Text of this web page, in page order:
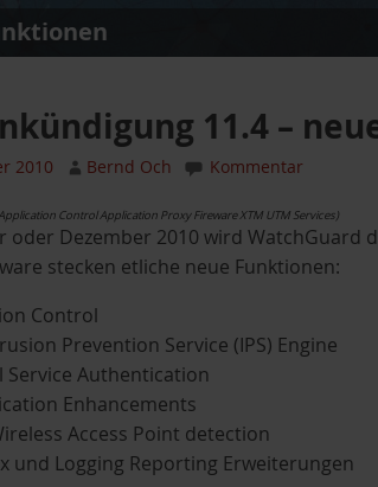
11.4 –
2010 Bernd Och Kommentar
Control Application Proxy Fireware XTM UTM Services)
oder Dezember 2010 wird WatchGuard
stecken etliche neue Funktionen:
Control
Prevention Service (IPS) Engine
Service Authentication
Enhancements
Access Point detection
und Logging Reporting Erweiterungen